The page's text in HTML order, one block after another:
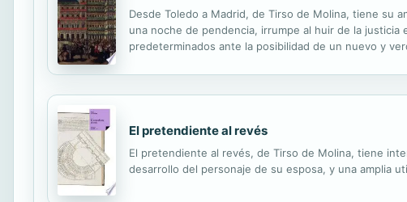
Desde Toledo a Madrid, de Tirso de Molina, tiene su
una noche de pendencia, irrumpe al huir de la
predeterminados ante la posibilidad de un nuevo y
El pretendiente al revés
El pretendiente al revés, de Tirso de Molina, tiene
desarrollo del personaje de su esposa, y una amplia